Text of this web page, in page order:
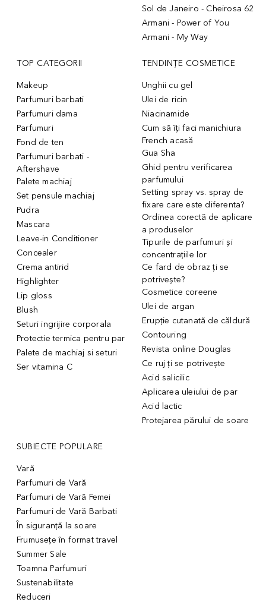
Sol de Janeiro - Cheirosa 62
Armani - Power of You
Armani - My Way
TOP CATEGORII
Makeup
Parfumuri barbati
Parfumuri dama
Parfumuri
Fond de ten
Parfumuri barbati -
Aftershave
Palete machiaj
Set pensule machiaj
Pudra
Mascara
Leave-in Conditioner
Concealer
Crema antirid
Highlighter
Lip gloss
Blush
Seturi ingrijire corporala
Protectie termica pentru par
Palete de machiaj si seturi
Ser vitamina C
TENDINȚE COSMETICE
Unghii cu gel
Ulei de ricin
Niacinamide
Cum să îți faci manichiura
French acasă
Gua Sha
Ghid pentru verificarea
parfumului
Setting spray vs. spray de
fixare care este diferenta?
Ordinea corectă de aplicare
a produselor
Tipurile de parfumuri și
concentrațiile lor
Ce fard de obraz ți se
potrivește?
Cosmetice coreene
Ulei de argan
Erupție cutanată de căldură
Contouring
Revista online Douglas
Ce ruj ți se potrivește
Acid salicilic
Aplicarea uleiului de par
Acid lactic
Protejarea părului de soare
SUBIECTE POPULARE
Vară
Parfumuri de Vară
Parfumuri de Vară Femei
Parfumuri de Vară Barbati
În siguranță la soare
Frumusețe în format travel
Summer Sale
Toamna Parfumuri
Sustenabilitate
Reduceri